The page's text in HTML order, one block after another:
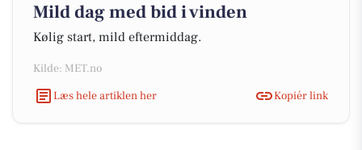
Mild dag med bid i vinden
Kølig start, mild eftermiddag.
Kilde: MET.no
Læs hele artiklen her
Kopiér link